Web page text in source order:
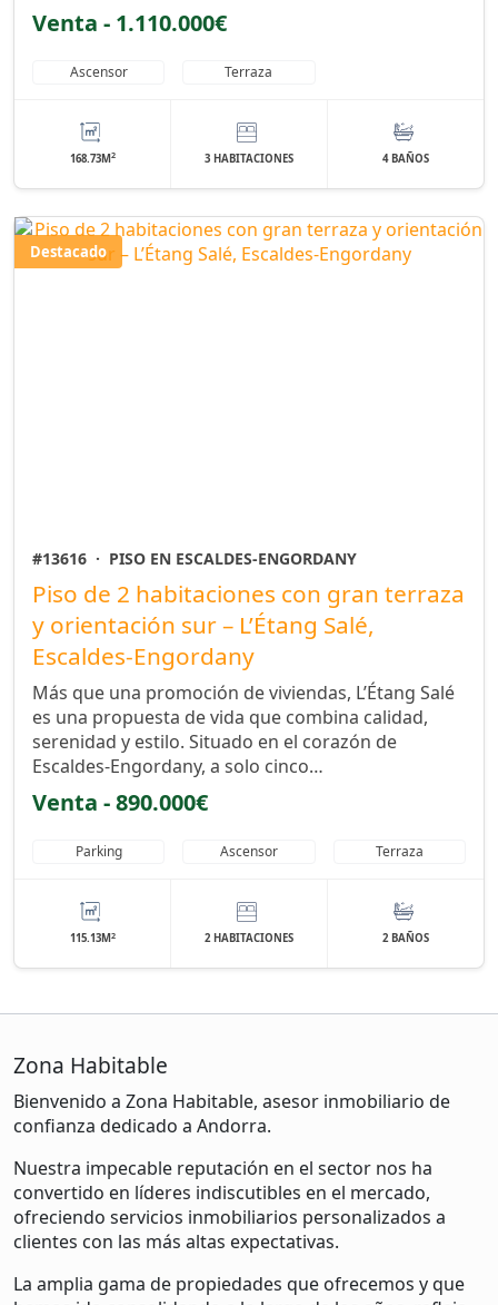
Venta - 1.110.000€
Ascensor Terraza
168.73M2 3 HABITACIONES 4 BAÑOS
Destacado
#13616 · PISO EN ESCALDES-ENGORDANY
Piso de 2 habitaciones con gran terraza
y orientación sur – L’Étang Salé,
Escaldes-Engordany
Más que una promoción de viviendas, L’Étang Salé
es una propuesta de vida que combina calidad,
serenidad y estilo. Situado en el corazón de
Escaldes-Engordany, a solo cinco…
Venta - 890.000€
Parking Ascensor Terraza
115.13M2 2 HABITACIONES 2 BAÑOS
Zona Habitable
Bienvenido a Zona Habitable, asesor inmobiliario de
confianza dedicado a Andorra.
Nuestra impecable reputación en el sector nos ha
convertido en líderes indiscutibles en el mercado,
ofreciendo servicios inmobiliarios personalizados a
clientes con las más altas expectativas.
La amplia gama de propiedades que ofrecemos y que